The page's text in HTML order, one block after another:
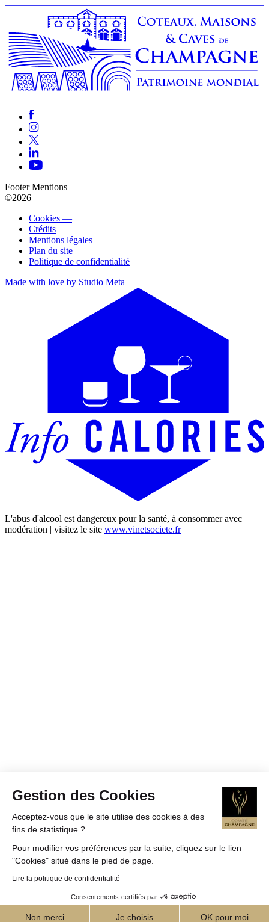
Gestion des Cookies
Acceptez-vous que le site utilise des cookies à des
fins de statistique ?
Pour modifier vos préférences par la suite, cliquez sur le lien
"Cookies" situé dans le pied de page.
Lire la politique de confidentialité
Consentements certifiés par
Non merci Je choisis OK pour moi
Footer Mentions
©2026
Cookies —
Crédits —
Mentions légales —
Plan du site —
Politique de confidentialité
Made with love by Studio Meta
L'abus d'alcool est dangereux pour la santé, à consommer avec
modération | visitez le site www.vinetsociete.fr